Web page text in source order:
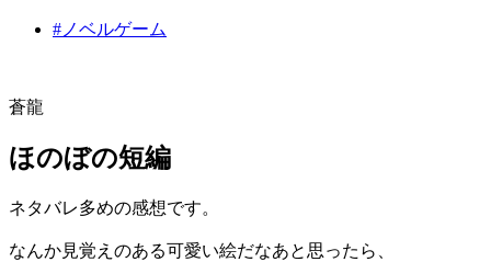
#ノベルゲーム
蒼龍
ほのぼの短編
ネタバレ多めの感想です。
なんか見覚えのある可愛い絵だなあと思ったら、